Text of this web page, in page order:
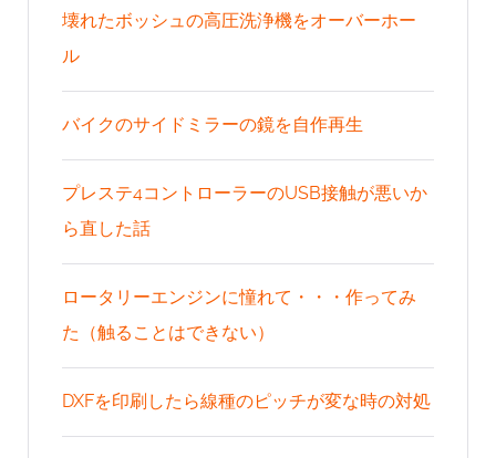
壊れたボッシュの高圧洗浄機をオーバーホー
ル
バイクのサイドミラーの鏡を自作再生
プレステ4コントローラーのUSB接触が悪いか
ら直した話
ロータリーエンジンに憧れて・・・作ってみ
た（触ることはできない）
DXFを印刷したら線種のピッチが変な時の対処